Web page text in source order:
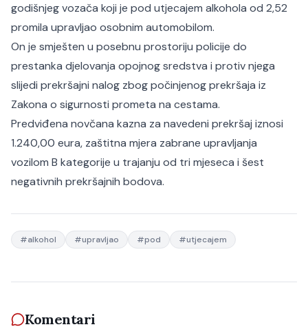
godišnjeg vozača koji je pod utjecajem alkohola od 2,52
promila upravljao osobnim automobilom.
On je smješten u posebnu prostoriju policije do
prestanka djelovanja opojnog sredstva i protiv njega
slijedi prekršajni nalog zbog počinjenog prekršaja iz
Zakona o sigurnosti prometa na cestama.
Predviđena novčana kazna za navedeni prekršaj iznosi
1.240,00 eura, zaštitna mjera zabrane upravljanja
vozilom B kategorije u trajanju od tri mjeseca i šest
negativnih prekršajnih bodova.
#alkohol #upravljao #pod #utjecajem
Komentari